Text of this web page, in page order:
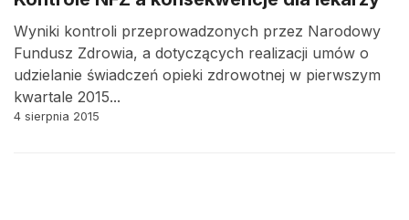
Wyniki kontroli przeprowadzonych przez Narodowy
Fundusz Zdrowia, a dotyczących realizacji umów o
udzielanie świadczeń opieki zdrowotnej w pierwszym
kwartale 2015...
4 sierpnia 2015